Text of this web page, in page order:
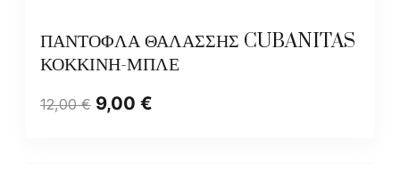
ΠΑΝΤΟΦΛΑ ΘΑΛΑΣΣΗΣ CUBANITAS
ΚΟΚΚΙΝΗ-ΜΠΛΕ
12,00€ 9,00 €